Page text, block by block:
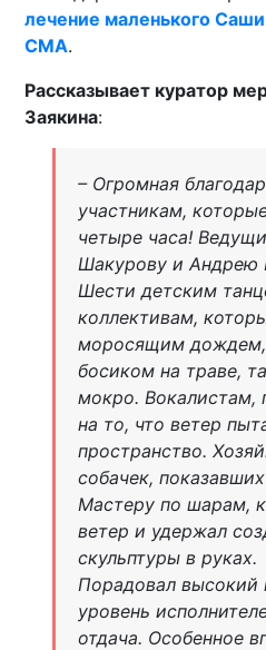
лечение маленького
СМА.
Рассказывает куратор
Заякина:
– Огромная
участникам,
четыре часа!
Шакурову и Андрею
Шести детским
коллективам,
моросящим дождем,
босиком на траве,
мокро.
на то, что ветер
пространство.
собачек,
Мастеру по шарам,
ветер и удержал
скульптуры в руках.
Порадовал высокий
уровень
отдача. Особенное